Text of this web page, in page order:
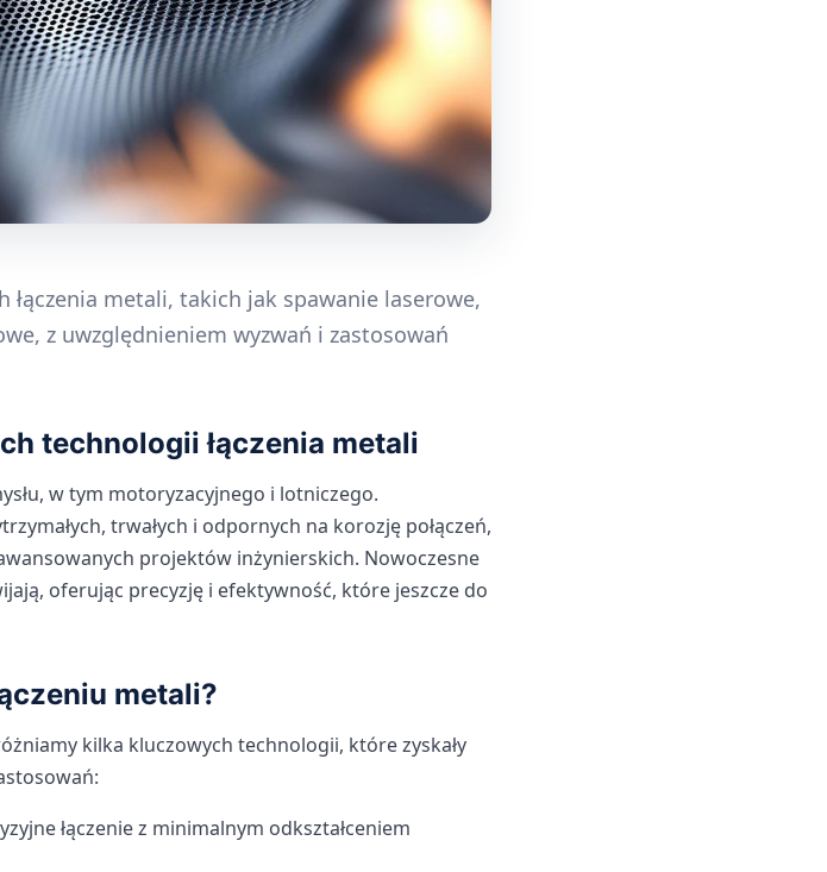
metali, takich jak spawanie laserowe,
z uwzględnieniem wyzwań i zastosowań
technologii łączenia metali
w tym motoryzacyjnego i lotniczego.
trwałych i odpornych na korozję połączeń,
projektów inżynierskich. Nowoczesne
oferując precyzję i efektywność, które jeszcze do
metali?
kilka kluczowych technologii, które zyskały
łączenie z minimalnym odkształceniem